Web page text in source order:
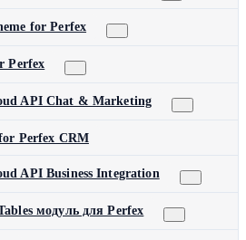
for Perfex
Perfex
API Chat & Marketing
Perfex CRM
API Business Integration
модуль для Perfex